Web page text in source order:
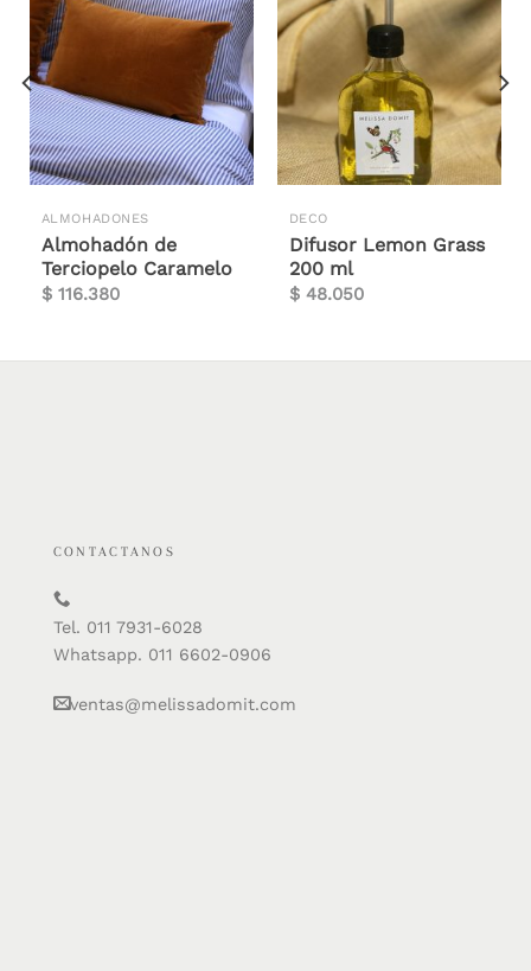
ALMOHADONES
Almohadón de
Terciopelo Caramelo
$116.380
DECO
Difusor Lemon Grass
200 ml
$48.050
CONTACTANOS
Tel. 011 7931-6028
Whatsapp. 011 6602-0906
ventas@melissadomit.com